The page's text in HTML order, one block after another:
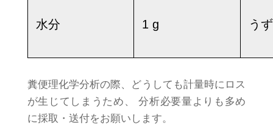
水分 1 g う
糞便理化学分析の際、どうしても計量時にロス
が生じてしまうため、 分析必要量よりも多め
に採取・送付をお願いします。